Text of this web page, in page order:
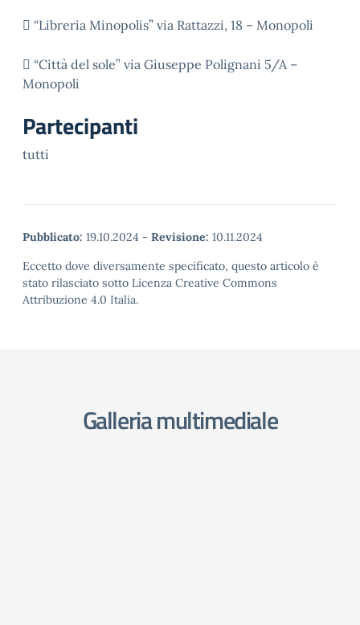
 “Libreria Minopolis” via Rattazzi, 18 – Monopoli
 “Città del sole” via Giuseppe Polignani 5/A –
Monopoli
Partecipanti
tutti
Pubblicato: 19.10.2024 - Revisione: 10.11.2024
Eccetto dove diversamente specificato, questo articolo è
stato rilasciato sotto Licenza Creative Commons
Attribuzione 4.0 Italia.
Galleria multimediale